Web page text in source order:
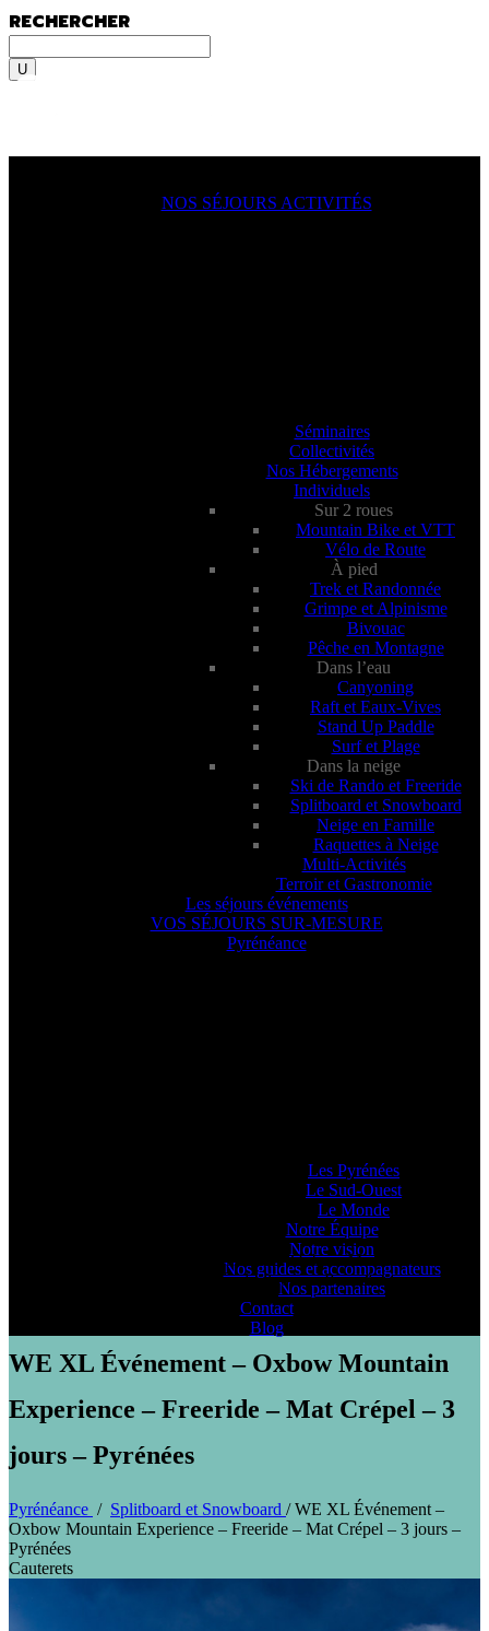
RECHERCHER
NOS SÉJOURS ACTIVITÉS
Séminaires
Collectivités
Nos Hébergements
Individuels
Sur 2 roues
Mountain Bike et VTT
Vélo de Route
À pied
Trek et Randonnée
Grimpe et Alpinisme
Bivouac
Pêche en Montagne
Dans l’eau
Canyoning
Raft et Eaux-Vives
Stand Up Paddle
Surf et Plage
Dans la neige
Ski de Rando et Freeride
Splitboard et Snowboard
Neige en Famille
Raquettes à Neige
Multi-Activités
Terroir et Gastronomie
Les séjours événements
VOS SÉJOURS SUR-MESURE
Pyrénéance
Les Pyrénées
Le Sud-Ouest
Le Monde
Notre Équipe
Notre vision
Nos guides et accompagnateurs
Nos partenaires
Contact
Blog
PYRENEANCE | WE XL Événement - Oxbow Mountain
Experience - Freeride - Mat Crépel - 3 jours - Pyrénées
WE XL Événement – Oxbow Mountain
Experience – Freeride – Mat Crépel – 3
jours – Pyrénées
Pyrénéance / Splitboard et Snowboard /WE XL Événement –
Oxbow Mountain Experience – Freeride – Mat Crépel – 3 jours –
Pyrénées
Cauterets